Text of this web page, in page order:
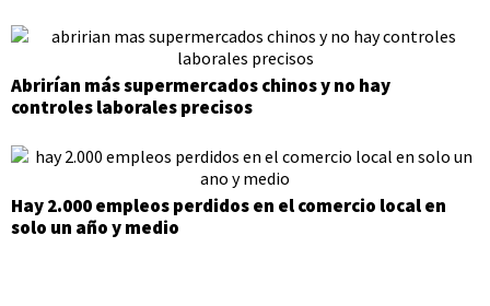
Abrirían más supermercados chinos y no hay
controles laborales precisos
Hay 2.000 empleos perdidos en el comercio local en
solo un año y medio